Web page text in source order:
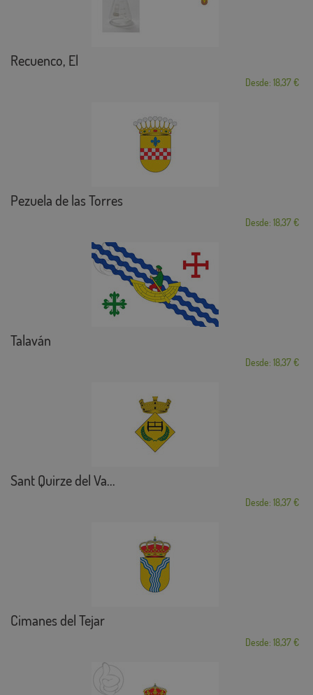
Recuenco, El
Desde: 18,37 €
Pezuela de las Torres
Desde: 18,37 €
Talaván
Desde: 18,37 €
Sant Quirze del Va...
Desde: 18,37 €
Cimanes del Tejar
Desde: 18,37 €